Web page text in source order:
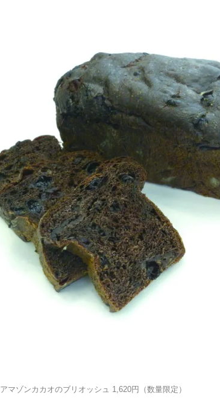
アマゾンカカオのブリオッシュ 1,620円（数量限定）